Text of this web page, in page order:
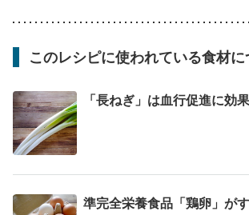
このレシピに使われている食材に
「長ねぎ」は血行促進に効
準完全栄養食品「鶏卵」が